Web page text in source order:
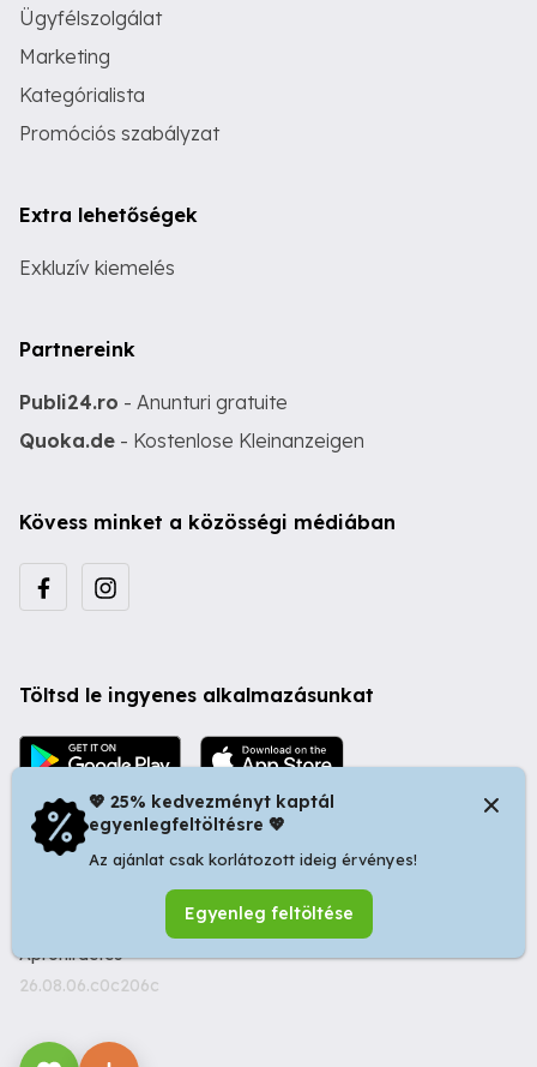
Ügyfélszolgálat
Marketing
Kategórialista
Promóciós szabályzat
Extra lehetőségek
Exkluzív kiemelés
Partnereink
Publi24.ro - Anunturi gratuite
Quoka.de - Kostenlose Kleinanzeigen
Kövess minket a közösségi médiában
Töltsd le ingyenes alkalmazásunkat
© 2026 Startapró S.R.L. | Bulevardul Dacia nr 34, Oradea
410346, Romania | Tax ID: RO44483373 -
Ingyenes
Apróhirdetés
26.08.06.c0c206c
💖 25% kedvezményt kaptál
egyenlegfeltöltésre 💖
Az ajánlat csak korlátozott ideig érvényes!
Egyenleg feltöltése